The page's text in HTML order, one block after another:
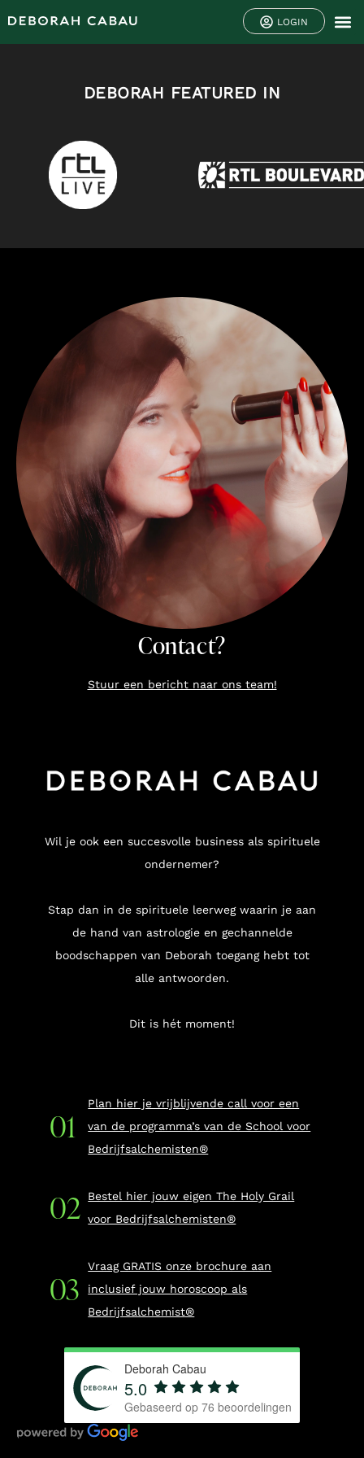
LOGIN
DEBORAH FEATURED IN
Contact?
Stuur een bericht naar ons team!
Wil je ook een succesvolle business als spirituele
ondernemer?
Stap dan in de spirituele leerweg waarin je aan
de hand van astrologie en gechannelde
boodschappen van Deborah toegang hebt tot
alle antwoorden.
Dit is hét moment!
Plan hier je vrijblijvende call voor een
van de programma’s van de School voor
Bedrijfsalchemisten®
Bestel hier jouw eigen The Holy Grail
voor Bedrijfsalchemisten®
Vraag GRATIS onze brochure aan
inclusief jouw horoscoop als
Bedrijfsalchemist®
Deborah Cabau
5.0
Gebaseerd op 76 beoordelingen